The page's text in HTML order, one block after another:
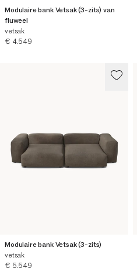
Modulaire bank Vetsak (3-zits) van
fluweel
vetsak
Huidige prijs
€ 4.549
Modulaire bank Vetsak (3-zits)
vetsak
Huidige prijs
€ 5.549